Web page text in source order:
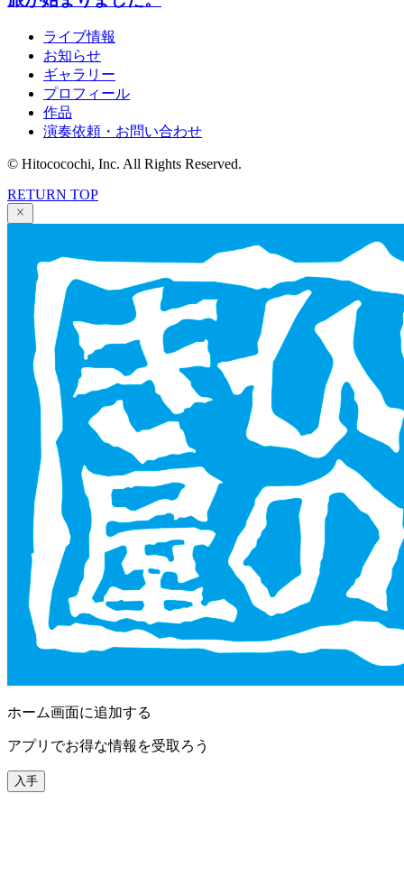
ライブ情報
お知らせ
ギャラリー
プロフィール
作品
演奏依頼・お問い合わせ
© Hitococochi, Inc. All Rights Reserved.
RETURN TOP
ホーム画面に追加する
アプリでお得な情報を受取ろう
入手